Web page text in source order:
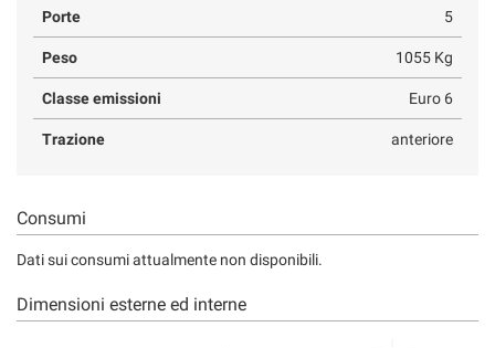
Porte 5
Peso 1055 Kg
Classe emissioni Euro 6
Trazione anteriore
Consumi
Dati sui consumi attualmente non disponibili.
Dimensioni esterne ed interne